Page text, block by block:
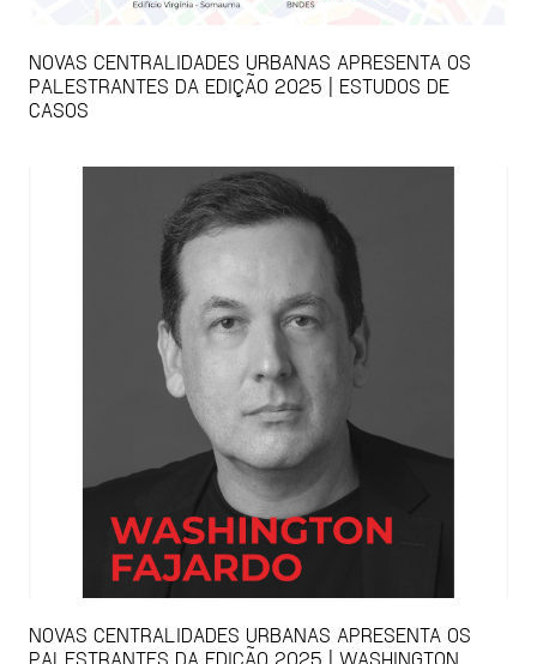
NOVAS CENTRALIDADES URBANAS APRESENTA OS
PALESTRANTES DA EDIÇÃO 2025 | ESTUDOS DE
CASOS
NOVAS CENTRALIDADES URBANAS APRESENTA OS
PALESTRANTES DA EDIÇÃO 2025 | WASHINGTON